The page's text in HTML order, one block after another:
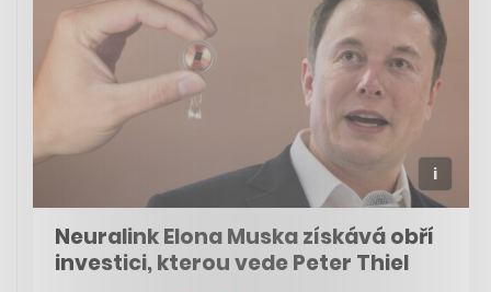
Neuralink Elona Muska získává obří
investici, kterou vede Peter Thiel